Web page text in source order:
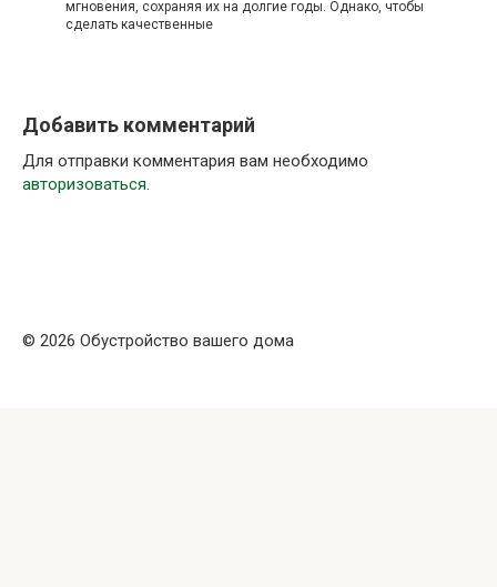
мгновения, сохраняя их на долгие годы. Однако, чтобы
сделать качественные
Добавить комментарий
Для отправки комментария вам необходимо
авторизоваться.
© 2026 Обустройство вашего дома